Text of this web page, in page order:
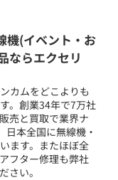
機(イベント・お
ならエクセリ
カムをどこよりも
。創業34年で7万社
売と買取で業界ナ
日本全国に無線機・
ます。またほぼ全
フター修理も弊社
さい。